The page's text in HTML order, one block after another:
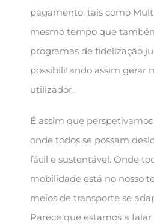
pagamento, tais como
mesmo tempo que
programas de fidelização
possibilitando assim gerar
utilizador.
É assim que
onde todos se possam
fácil e sustentável. Onde
mobilidade está no nosso
meios de transporte se
Parece que estamos a